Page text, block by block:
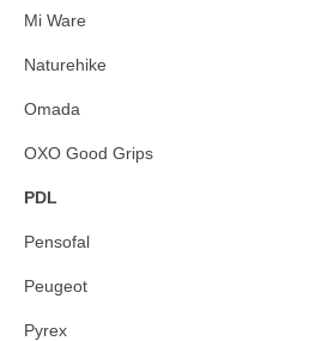
Mi Ware
Naturehike
Omada
OXO Good Grips
PDL
Pensofal
Peugeot
Pyrex